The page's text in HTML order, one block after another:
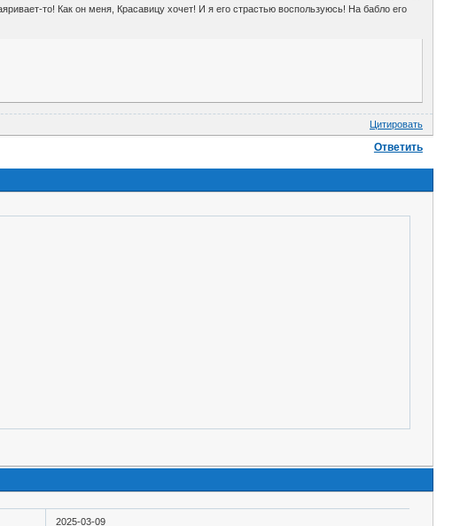
то! Как он меня, Красавицу хочет! И я его страстью воспользуюсь! На бабло его
Цитировать
Ответить
2025-03-09